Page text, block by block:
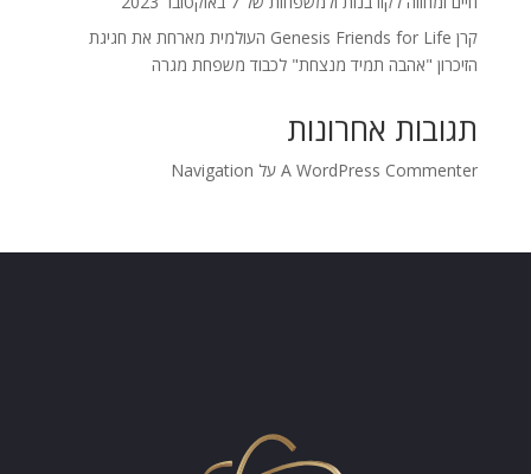
קרן Genesis Friends for Life העולמית מארחת את חגיגת
הזיכרון "אהבה תמיד מנצחת" לכבוד משפחת מגרה
תגובות אחרונות
A WordPress Commenterעל Navigation